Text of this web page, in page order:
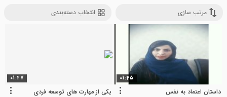
انتخاب دسته‌بندی مرتب سازی
01:45
داستان اعتماد به نفس
01:27
یکی از مهارت های توسعه فردی